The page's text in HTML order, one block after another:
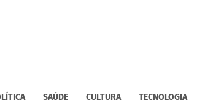
SAÚDE CULTURA TECNOLOGIA